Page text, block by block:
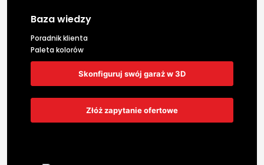
Baza wiedzy
Poradnik klienta
Paleta kolorów
Skonfiguruj swój garaż w 3D
Złóż zapytanie ofertowe